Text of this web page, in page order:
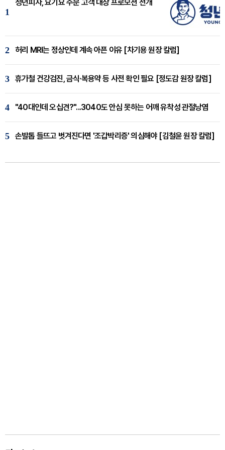
1
청년피자, 요기요 주문 고객 대상 프로모션 전개
2 허리 MRI는 정상인데 계속 아픈 이유 [차기용 원장 칼럼]
3 휴가철 건강검진, 금식·복용약 등 사전 확인 필요 [정도감 원장 칼럼]
4 "40대인데 오십견?"...3040도 안심 못하는 어깨 유착성 관절낭염
5 손발톱 들뜨고 벗겨진다면 '조갑박리증' 의심해야 [김철윤 원장 칼럼]